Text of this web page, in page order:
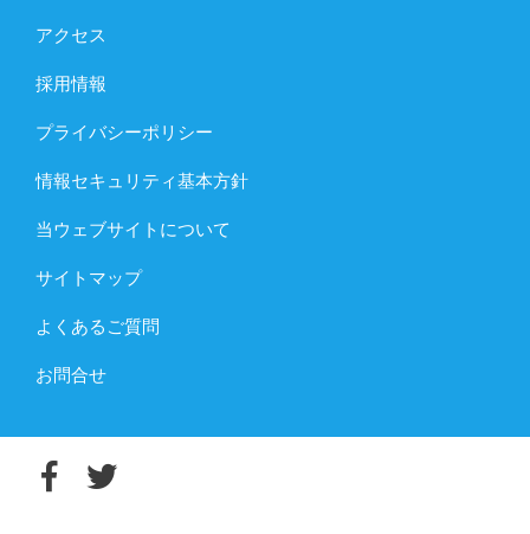
アクセス
採用情報
プライバシーポリシー
情報セキュリティ基本方針
当ウェブサイトについて
サイトマップ
よくあるご質問
お問合せ